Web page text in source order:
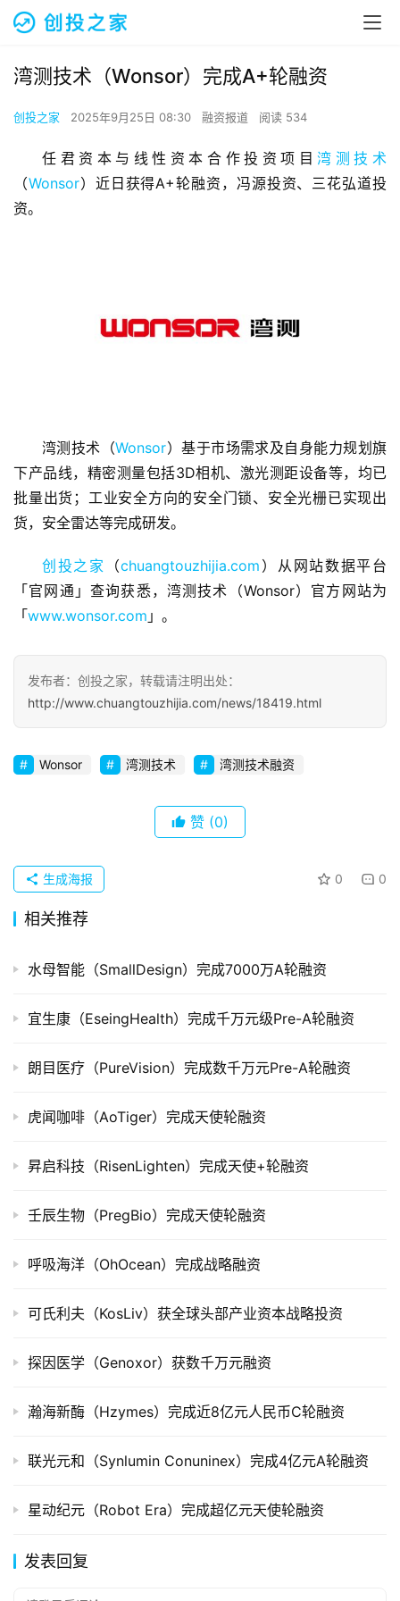
首
页
融
道
观
察
初
品
牌
发
购
司
市
创
数
学
登录 注册
湾测技术（Wonsor）完成A+轮融资
创投之家 2025年9月25日 08:30 融资报道 阅读 534
任君资本与线性资本合作投资项目湾测技术
（Wonsor）近日获得A+轮融资，冯源投资、三花弘道投
资。
湾测技术（Wonsor）基于市场需求及自身能力规划旗
下产品线，精密测量包括3D相机、激光测距设备等，均已
批量出货；工业安全方向的安全门锁、安全光栅已实现出
货，安全雷达等完成研发。
创投之家 （chuangtouzhijia.com ）从网站数据平台
「官网通」查询获悉，湾测技术（Wonsor）官方网站为
「www.wonsor.com 」。
发布者：创投之家，转载请注明出处：
http://www.chuangtouzhijia.com/news/18419.html
Wonsor 湾测技术 湾测技术融资
赞 (0)
0 0
生成海报
相关推荐
水母智能（SmallDesign）完成7000万A轮融资
宜生康（EseingHealth）完成千万元级Pre-A轮融资
朗目医疗（PureVision）完成数千万元Pre-A轮融资
虎闻咖啡（AoTiger）完成天使轮融资
昇启科技（RisenLighten）完成天使+轮融资
壬辰生物（PregBio）完成天使轮融资
呼吸海洋（OhOcean）完成战略融资
可氏利夫（KosLiv）获全球头部产业资本战略投资
探因医学（Genoxor）获数千万元融资
瀚海新酶（Hzymes）完成近8亿元人民币C轮融资
联光元和（Synlumin Conuninex）完成4亿元A轮融资
星动纪元（Robot Era）完成超亿元天使轮融资
发表回复